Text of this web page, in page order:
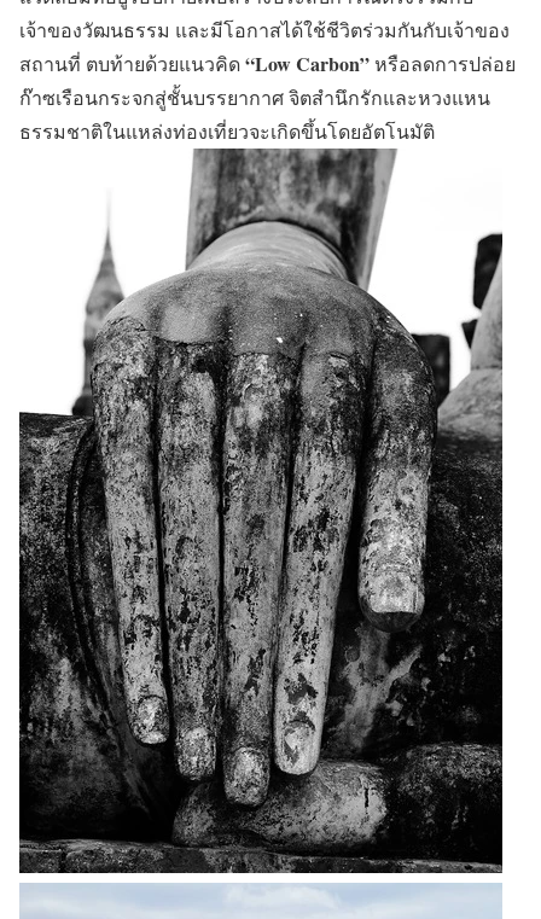
เจ้าของวัฒนธรรม และมีโอกาสได้ใช้ชีวิตร่วมกันกับเจ้าของ
สถานที่ ตบท้ายด้วยแนวคิด“Low Carbon”หรือลดการปล่อย
ก๊าซเรือนกระจกสู่ชั้นบรรยากาศ จิตสำนึกรักและหวงแหน
ธรรมชาติในแหล่งท่องเที่ยวจะเกิดขึ้นโดยอัตโนมัติ